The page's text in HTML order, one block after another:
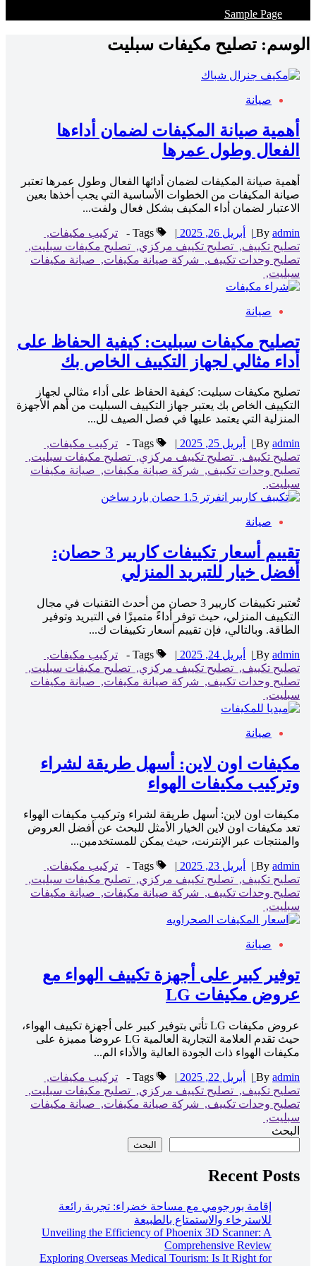
Sample Page
الوسم: تصليح مكيفات سبليت
صيانة
أهمية صيانة المكيفات لضمان أداءها
الفعال وطول عمرها
أهمية صيانة المكيفات لضمان أدائها الفعال وطول عمرها تعتبر
صيانة المكيفات من الخطوات الأساسية التي يجب أخذها بعين
الاعتبار لضمان أداء المكيف بشكل فعال ولفت...
By admin
| أبريل 26, 2025 |
تركيب مكيفات,
تصليح تكييف, تصليح تكييف مركزي, تصليح مكيفات سبليت,
تصليح وحدات تكييف, شركة صيانة مكيفات, صيانة مكيفات
سبليت,
صيانة
تصليح مكيفات سبليت: كيفية الحفاظ على
أداء مثالي لجهاز التكييف الخاص بك
تصليح مكيفات سبليت: كيفية الحفاظ على أداء مثالي لجهاز
التكييف الخاص بك يعتبر جهاز التكييف السبليت من أهم الأجهزة
المنزلية التي يعتمد عليها في فصل الصيف لل...
By admin
| أبريل 25, 2025 |
تركيب مكيفات,
تصليح تكييف, تصليح تكييف مركزي, تصليح مكيفات سبليت,
تصليح وحدات تكييف, شركة صيانة مكيفات, صيانة مكيفات
سبليت,
صيانة
تقييم أسعار تكييفات كاريير 3 حصان:
أفضل خيار للتبريد المنزلي
تُعتبر تكييفات كاريير 3 حصان من أحدث التقنيات في مجال
التكييف المنزلي، حيث توفر أداءً متميزًا في التبريد وتوفير
الطاقة. وبالتالي، فإن تقييم أسعار تكييفات ك...
By admin
| أبريل 24, 2025 |
تركيب مكيفات,
تصليح تكييف, تصليح تكييف مركزي, تصليح مكيفات سبليت,
تصليح وحدات تكييف, شركة صيانة مكيفات, صيانة مكيفات
سبليت,
صيانة
مكيفات اون لاين: أسهل طريقة لشراء
وتركيب مكيفات الهواء
مكيفات اون لاين: أسهل طريقة لشراء وتركيب مكيفات الهواء
تعد مكيفات اون لاين الخيار الأمثل للبحث عن أفضل العروض
والمنتجات عبر الإنترنت، حيث يمكن للمستخدمين...
By admin
| أبريل 23, 2025 |
تركيب مكيفات,
تصليح تكييف, تصليح تكييف مركزي, تصليح مكيفات سبليت,
تصليح وحدات تكييف, شركة صيانة مكيفات, صيانة مكيفات
سبليت,
صيانة
توفير كبير على أجهزة تكييف الهواء مع
عروض مكيفات LG
عروض مكيفات LG تأتي بتوفير كبير على أجهزة تكييف الهواء،
حيث تقدم العلامة التجارية العالمية LG عروضاً مميزة على
مكيفات الهواء ذات الجودة العالية والأداء الم...
By admin
| أبريل 22, 2025 |
تركيب مكيفات,
تصليح تكييف, تصليح تكييف مركزي, تصليح مكيفات سبليت,
تصليح وحدات تكييف, شركة صيانة مكيفات, صيانة مكيفات
سبليت,
البحث
البحث
Recent Posts
إقامة بورجومي مع مساحة خضراء: تجربة رائعة
للاسترخاء والاستمتاع بالطبيعة
Unveiling the Efficiency of Phoenix 3D Scanner: A
Comprehensive Review
Exploring Overseas Medical Tourism: Is It Right for